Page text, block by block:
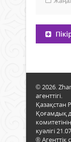
© 2026.
агенттігі.
Қазақстан
Қоғамдық
куәлігі
®